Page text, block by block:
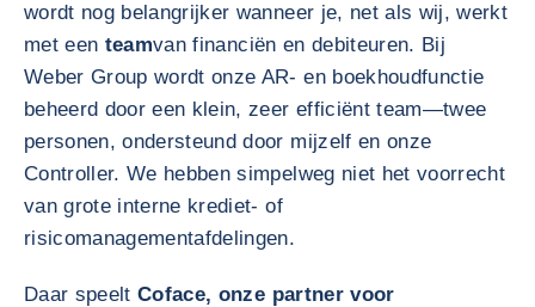
wordt nog belangrijker wanneer je, net als wij, werkt
met een teamvan financiën en debiteuren. Bij
Weber Group wordt onze AR- en boekhoudfunctie
beheerd door een klein, zeer efficiënt team—twee
personen, ondersteund door mijzelf en onze
Controller. We hebben simpelweg niet het voorrecht
van grote interne krediet- of
risicomanagementafdelingen.
Daar speeltCoface, onze partner voor